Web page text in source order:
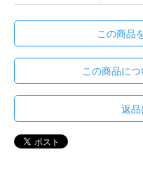
この商品
この商品に
返品